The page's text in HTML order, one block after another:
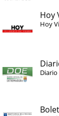
Hoy
Hoy